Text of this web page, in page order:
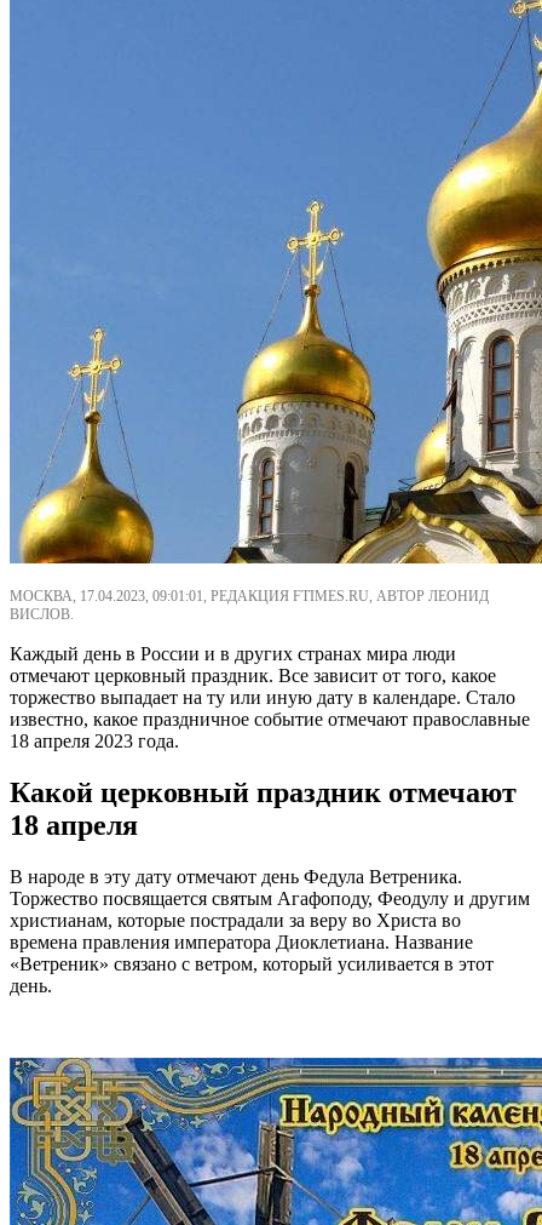
МОСКВА, 17.04.2023, 09:01:01, РЕДАКЦИЯ FTIMES.RU, АВТОР ЛЕОНИД
ВИСЛОВ.
Каждый день в России и в других странах мира люди
отмечают церковный праздник. Все зависит от того, какое
торжество выпадает на ту или иную дату в календаре. Стало
известно, какое праздничное событие отмечают православные
18 апреля 2023 года.
Какой церковный праздник отмечают
18 апреля
В народе в эту дату отмечают день Федула Ветреника.
Торжество посвящается святым Агафоподу, Феодулу и другим
христианам, которые пострадали за веру во Христа во
времена правления императора Диоклетиана. Название
«Ветреник» связано с ветром, который усиливается в этот
день.